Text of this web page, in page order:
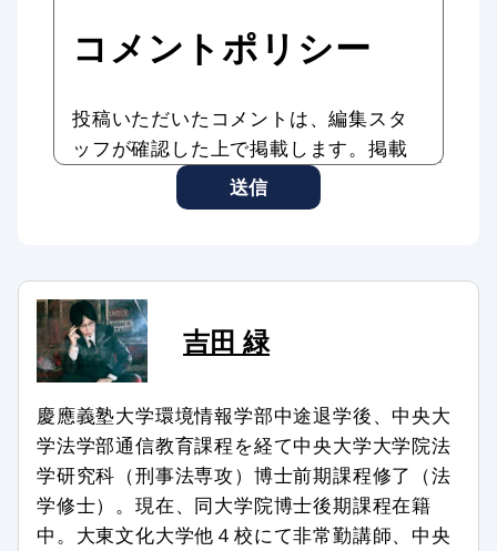
コメントポリシー
投稿いただいたコメントは、編集スタ
ッフが確認した上で掲載します。掲載
したコメントはAddiction Reportの記
事やサービスに転載、利用する場合が
ッフの判断で修正したり、全部、また
は一部を非掲載とさせていただいたり
する場合もあります。
次のようなコメントは非掲載、または
削除します。
記事との関係が認められない場合
特定の個人、組織を誹謗中傷し、名誉
を傷つける内容を含む場合
送信
吉田 緑
慶應義塾大学環境情報学部中途退学後、中央大
学法学部通信教育課程を経て中央大学大学院法
学研究科（刑事法専攻）博士前期課程修了（法
学修士）。現在、同大学院博士後期課程在籍
中。大東文化大学他４校にて非常勤講師、中央